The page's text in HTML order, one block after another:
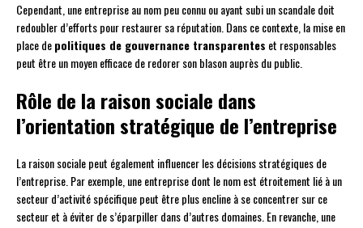
Cependant, une entreprise au nom peu connu ou ayant subi un scandale doit
redoubler d’efforts pour restaurer sa réputation. Dans ce contexte, la mise en
place depolitiques de gouvernance transparentes et responsables
peut être un moyen efficace de redorer son blason auprès du public.
Rôle de la raison sociale dans
l’orientation stratégique de l’entreprise
La raison sociale peut également influencer les décisions stratégiques de
l’entreprise. Par exemple, une entreprise dont le nom est étroitement lié à un
secteur d’activité spécifique peut être plus encline à se concentrer sur ce
secteur et à éviter de s’éparpiller dans d’autres domaines. En revanche, une